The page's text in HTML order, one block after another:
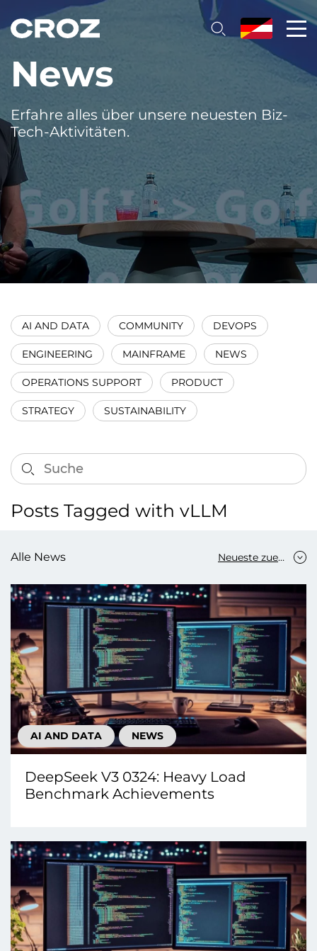
News
Erfahre alles über unsere neuesten Biz-
Tech-Aktivitäten.
AI AND DATA COMMUNITY DEVOPS
ENGINEERING MAINFRAME NEWS
OPERATIONS SUPPORT PRODUCT
STRATEGY SUSTAINABILITY
Posts Tagged with vLLM
Alle News Neueste zuerst
AI AND DATA NEWS
DeepSeek V3 0324: Heavy Load
Benchmark Achievements